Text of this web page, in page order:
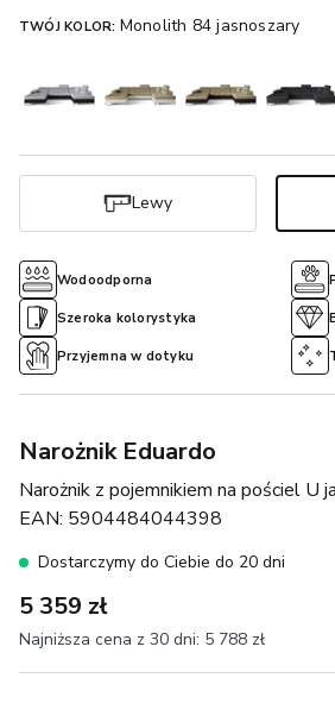
Narożnik Eduardo
Narożnik z pojemnikiem na pościel U
EAN: 5904484044398
Dostarczymy do Ciebie do 20 dni
5 359 zł
Najniższa cena z 30 dni: 5 788 zł
TWÓJ KOLOR: Monolith 84 jasnoszary
Wodoodporna
Szeroka kolorystyka
Przyjemna w dotyku
Lewy